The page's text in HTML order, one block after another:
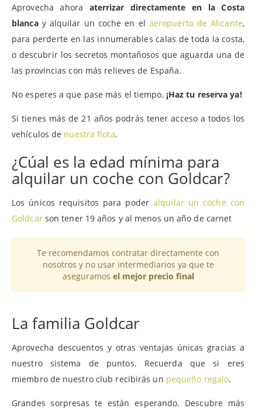
Aprovecha ahora aterrizar directamente en la Costa
blancay alquilar un coche en el aeropuerto de Alicante,
para perderte en las innumerables calas de toda la costa,
o descubrir los secretos montañosos que aguarda una de
las provincias con más relieves de España.
No esperes a que pase más el tiempo, ¡Haz tu reserva ya!
Si tienes más de 21 años podrás tener acceso a todos los
vehículos de nuestra flota.
¿Cúal es la edad mínima para
alquilar un coche con Goldcar?
Los únicos requisitos para poderalquilar un coche con
Goldcarson tener 19 años y al menos un año de carnet
Te recomendamos contratar directamente con
nosotros y no usar intermediarios ya que te
aseguramos el mejor precio final
La familia Goldcar
Aprovecha descuentos y otras ventajas únicas gracias a
nuestro sistema de puntos. Recuerda que si eres
miembro de nuestro club recibirás un pequeño regalo.
Grandes sorpresas te están esperando. Descubre más